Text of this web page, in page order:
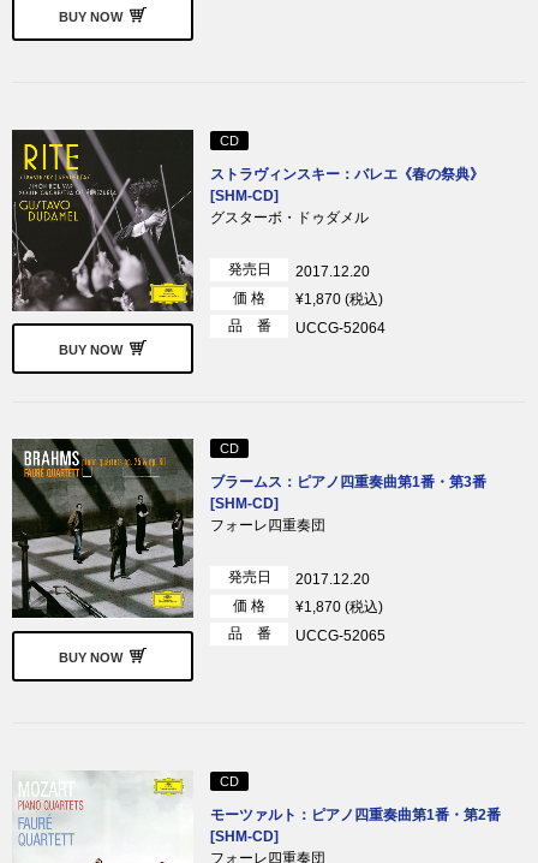
BUY NOW
BUY NOW
CD
ストラヴィンスキー：バレエ《春の祭典》
[SHM-CD]
グスターボ・ドゥダメル
発売日
2017.12.20
価 格
¥1,870 (税込)
品 番
UCCG-52064
BUY NOW
CD
ブラームス：ピアノ四重奏曲第1番・第3番
[SHM-CD]
フォーレ四重奏団
発売日
2017.12.20
価 格
¥1,870 (税込)
品 番
UCCG-52065
CD
モーツァルト：ピアノ四重奏曲第1番・第2番
[SHM-CD]
フォーレ四重奏団